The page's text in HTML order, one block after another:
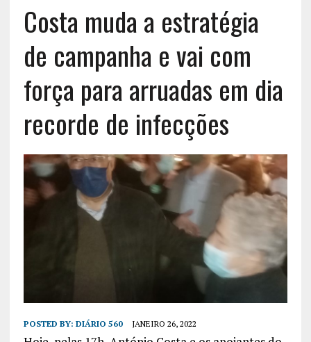
Costa muda a estratégia
de campanha e vai com
força para arruadas em dia
recorde de infecções
POSTED BY: DIÁRIO 560 JANEIRO 26, 2022